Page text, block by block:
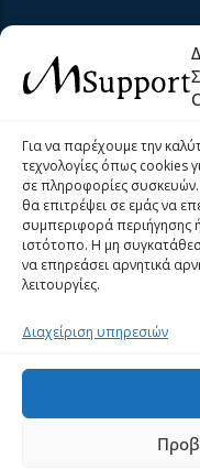
Για να παρέχουμε την
τεχνολογίες όπως cookies
σε πληροφορίες συσκευών.
θα επιτρέψει σε εμάς να
συμπεριφορά περιήγησης
ιστότοπο. Η μη
να επηρεάσει αρνητικά
λειτουργίες.
Διαχείριση υπηρεσιών
Extra Links
Αρχική
Προϊόντα
Νέα
Επικοινωνία